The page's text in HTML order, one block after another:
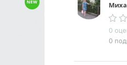
0
0